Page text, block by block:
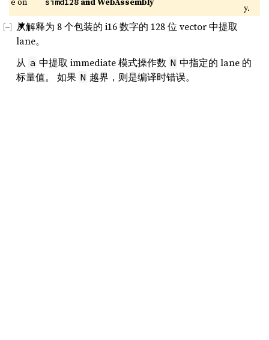
y.
从解释为 8 个包装的 i16 数字的 128 位 vector 中提取
lane。
从 a 中提取 immediate 模式操作数 N 中指定的 lane 的
标量值。 如果 N 越界，则是编译时错误。